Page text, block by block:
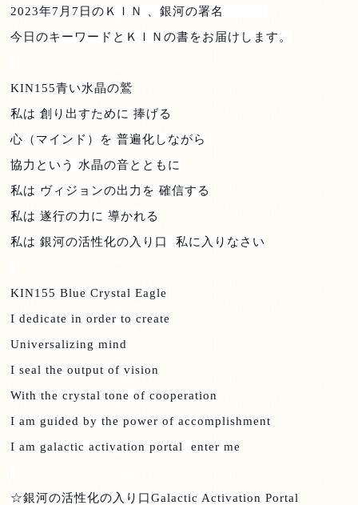
2023年7 月 7 日のＫＩＮ 、銀河の署名
今日のキーワードとＫＩＮの書をお届けします。
KIN155青い水晶の鷲
私は 創り出すために 捧げる
心（マインド）を 普遍化しながら
協力という 水晶の音とともに
私は ヴィジョンの出力を 確信する
私は 遂行の力に 導かれる
私は 銀河の活性化の入り口
私に入りなさい
KIN155 Blue Crystal Eagle
I dedicate in order to create
Universalizing mind
I seal the output of vision
With the crystal tone of cooperation
I am guided by the power of accomplishment
I am galactic activation portal enter me
☆銀河の活性化の入り口Galactic Activation Portal